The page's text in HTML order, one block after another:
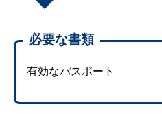
必要な書類
有効なパスポート